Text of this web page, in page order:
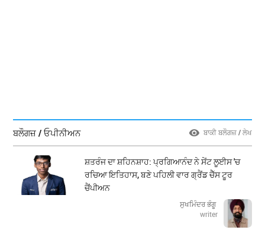
ਬਲੌਗਜ਼ / ਓਪੀਨੀਅਨ ਬਾਕੀ ਬਲੌਗਜ਼ / ਲੇਖ
ਸ਼ਤਰੰਜ ਦਾ ਸ਼ਹਿਨਸ਼ਾਹ: ਪ੍ਰਗਿਆਨੰਦ ਨੇ ਸੇਂਟ ਲੂਈਸ 'ਚ
ਰਚਿਆ ਇਤਿਹਾਸ, ਬਣੇ ਪਹਿਲੀ ਵਾਰ ਗ੍ਰੈਂਡ ਚੈੱਸ ਟੂਰ
ਚੈਂਪੀਅਨ
ਸੁਖਮਿੰਦਰ ਭੰਗੂ
writer